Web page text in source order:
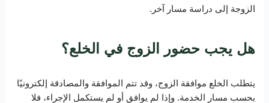
الزوجة إلى دراسة مسار آخر.
هل يجب حضور الزوج في الخلع؟
يتطلب الخلع موافقة الزوج، وقد تتم الموافقة والمصادقة إلكترونيًا
بحسب مسار الخدمة. وإذا لم يوافق أو لم يستكمل الإجراء، فلا